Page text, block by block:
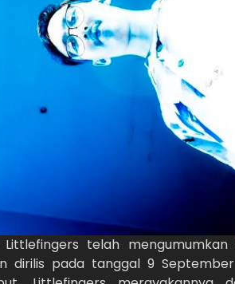
telah mengumumkan
dirilis pada tanggal 9 September